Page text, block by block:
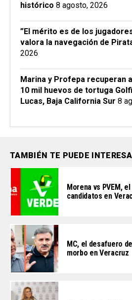
histórico 8 agosto, 2026
”El mérito es de los
valora la navegación de
2026
Marina y Profepa recuperan
10 mil huevos de tortuga
Lucas, Baja California Sur 8
TAMBIÉN TE PUEDE
Morena vs PVEM,
candidatos en
MC, el desafuero
morbo en Veracruz